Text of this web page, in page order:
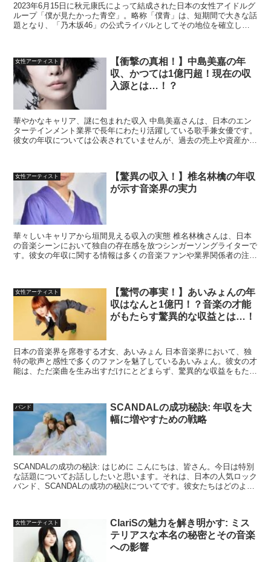
2023年6月15日に秋元康氏によって結成された日本の女性アイドルグ
ループ「僕が見たかった青空」。略称「僕青」は、短期間で大きな話
題となり、「乃木坂46」の公式ライバルとしてその地位を確立しま
女性アーティスト
【衝撃の真相！】中島美嘉の年
収、かつては1億円超！現在の収
入源とは…！？
華やかなキャリア、謎に包まれた収入 中島美嘉さんは、日本のエン
ターテインメント業界で長年にわたり活躍している歌手兼女優です。
彼女の年収については公表されていませんが、過去の売上や資産から
女性アーティスト
【驚異の収入！】椎名林檎の年収
が示す音楽界の実力
華々しいキャリアから垣間見える収入の実態 椎名林檎さんは、日本
の音楽シーンにおいて独自の存在感を放つシンガーソングライターで
す。彼女の年収に関する情報は多くの音楽ファンや業界関係者の注目
女性アーティスト
【驚愕の事実！】あいみょんの年
収はなんと1億円！？音楽の才能
がもたらす驚異的な収益とは…！
日本の音楽界を席巻する才女、あいみょん 日本音楽界において、独
特の歌声と感性で多くのファンを魅了しているあいみょん。彼女の才
能は、ただ楽曲を生み出すだけにとどまらず、驚異的な収益をもたら
バンド
SCANDALの成功秘訣: 年収を大
幅に増やすための戦略
SCANDALの成功の秘訣: はじめに こんにちは、皆さん。今日は特別
な話題についてお話ししたいと思います。それは、日本の人気ロック
バンド、SCANDALの成功の秘訣についてです。彼女たちはどのよう
女性アーティスト
ClariSの魅力を解き明かす: ミス
テリアスな本名の秘密とその音楽
への影響